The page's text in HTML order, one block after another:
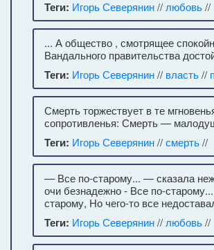
Теги: Игорь Северянин// любовь//
... А общество , смотрящее
Вандального правительства
Теги: Игорь Северянин// власть//
Смерть торжествует в те
сопротивленья: Смерть —
Теги: Игорь Северянин//смерть//
— Все по-старому... — сказала
очи безнадежно - Все по-
старому, Но чего-то все
Теги: Игорь Северянин// любовь//